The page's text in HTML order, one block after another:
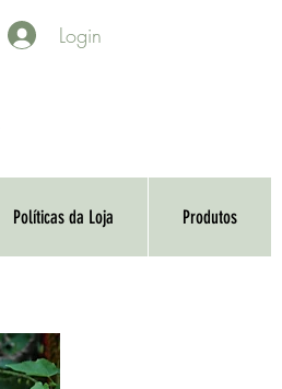
Login
Políticas da Loja Produtos